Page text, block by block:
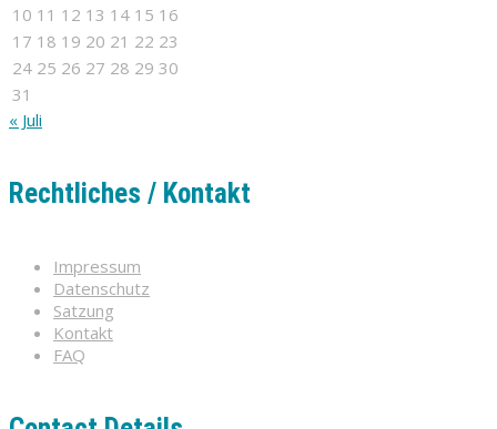
10 11 12 13 14 15 16
17 18 19 20 21 22 23
24 25 26 27 28 29 30
31
« Juli
Rechtliches / Kontakt
Impressum
Datenschutz
Satzung
Kontakt
FAQ